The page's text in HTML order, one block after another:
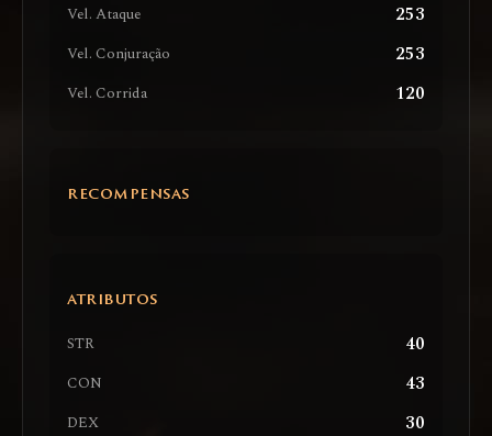
Vel. Ataque 253
Vel. Conjuração 253
Vel. Corrida 120
RECOMPENSAS
ATRIBUTOS
STR 40
CON 43
DEX 30